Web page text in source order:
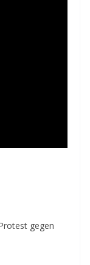
gegen